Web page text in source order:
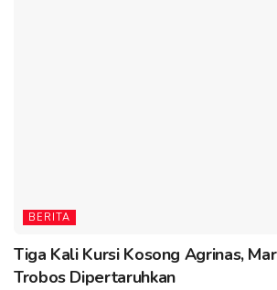
BERITA
Tiga Kali Kursi Kosong Agrinas,
Trobos Dipertaruhkan